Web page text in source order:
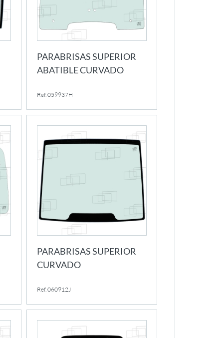
PARABRISAS SUPERIOR
ABATIBLE CURVADO
Ref. 059937H
PARABRISAS SUPERIOR
CURVADO
Ref. 060912J